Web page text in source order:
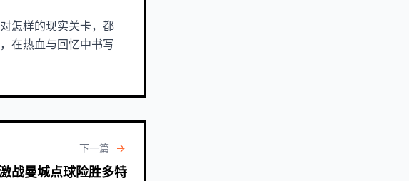
怎样的现实关卡，都
在热血与回忆中书写
下一篇
战曼城点球险胜多特